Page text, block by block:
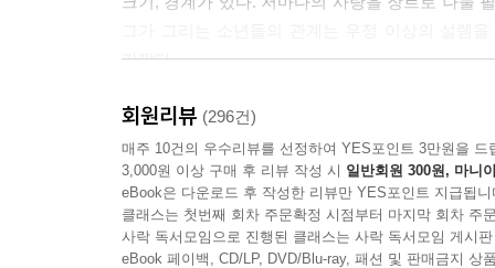
가깝다.
작품 구석에 그려진 인물들의 미세한 표정, 유연
느껴진다. 여기에 빙그레하고 저절로 웃음 지어
작가의 새로운 감각을 『빠졌어, 너에게』에서 느
회원리뷰 (296건)
매주 10건의 우수리뷰를 선정하여 YES포인트 3만원을 드
3,000원 이상 구매 후 리뷰 작성 시 일반회원 300원, 마니
eBook은 다운로드 후 작성한 리뷰만 YES포인트 지급됩니
클래스는 첫번째 회차 주문확정 시점부터 마지막 회차 주
사락 독서모임으로 진행된 클래스는 사락 독서모임 게시
eBook 페이백, CD/LP, DVD/Blu-ray, 패션 및 판매금지 상